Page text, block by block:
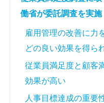
働省が委託調査を実施
雇用管理の改善に力
どの良い効果を得ら
従業員満足度と顧客
効果が高い
人事目標達成の重要